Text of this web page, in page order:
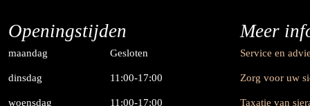
Openingstijden
maandag Gesloten
dinsdag 11:00-17:00
woensdag 11:00-17:00
Meer
Service en
Zorg voor uw
Taxatie van